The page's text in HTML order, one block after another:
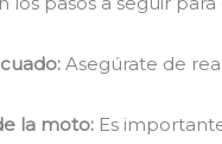
Asegúrate de
la moto: Es